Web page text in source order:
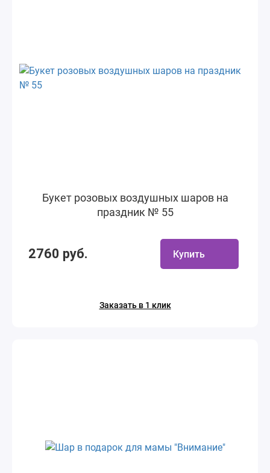
Букет розовых воздушных шаров на
праздник № 55
2760 руб. Купить
Заказать в 1 клик